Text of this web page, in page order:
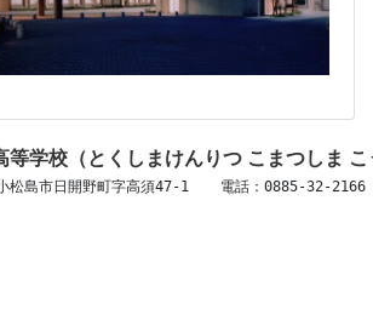
等学校（とくしまけんりつ こまつしま
松島市日開野町字高須47-1 　 電話：0885-32-2166